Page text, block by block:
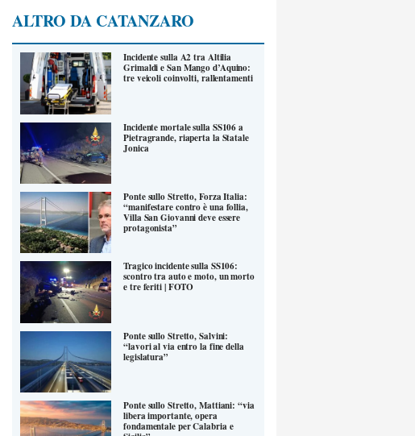
ALTRO DA CATANZARO
Incidente sulla A2 tra Altilia
Grimaldi e San Mango d’Aquino:
tre veicoli coinvolti, rallentamenti
Incidente mortale sulla SS106 a
Pietragrande, riaperta la Statale
Jonica
Ponte sullo Stretto, Forza Italia:
“manifestare contro è una follia,
Villa San Giovanni deve essere
protagonista”
Tragico incidente sulla SS106:
scontro tra auto e moto, un morto
e tre feriti | FOTO
Ponte sullo Stretto, Salvini:
“lavori al via entro la fine della
legislatura”
Ponte sullo Stretto, Mattiani: “via
libera importante, opera
fondamentale per Calabria e